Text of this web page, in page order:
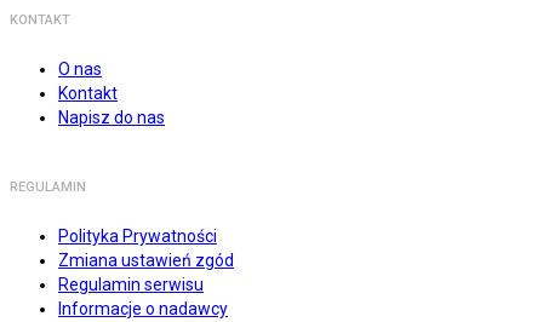
KONTAKT
O nas
Kontakt
Napisz do nas
REGULAMIN
Polityka Prywatności
Zmiana ustawień zgód
Regulamin serwisu
Informacje o nadawcy